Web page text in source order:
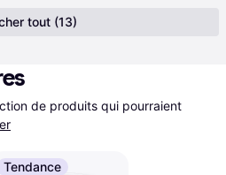
tout (13)
de produits qui pourraient
Tendance